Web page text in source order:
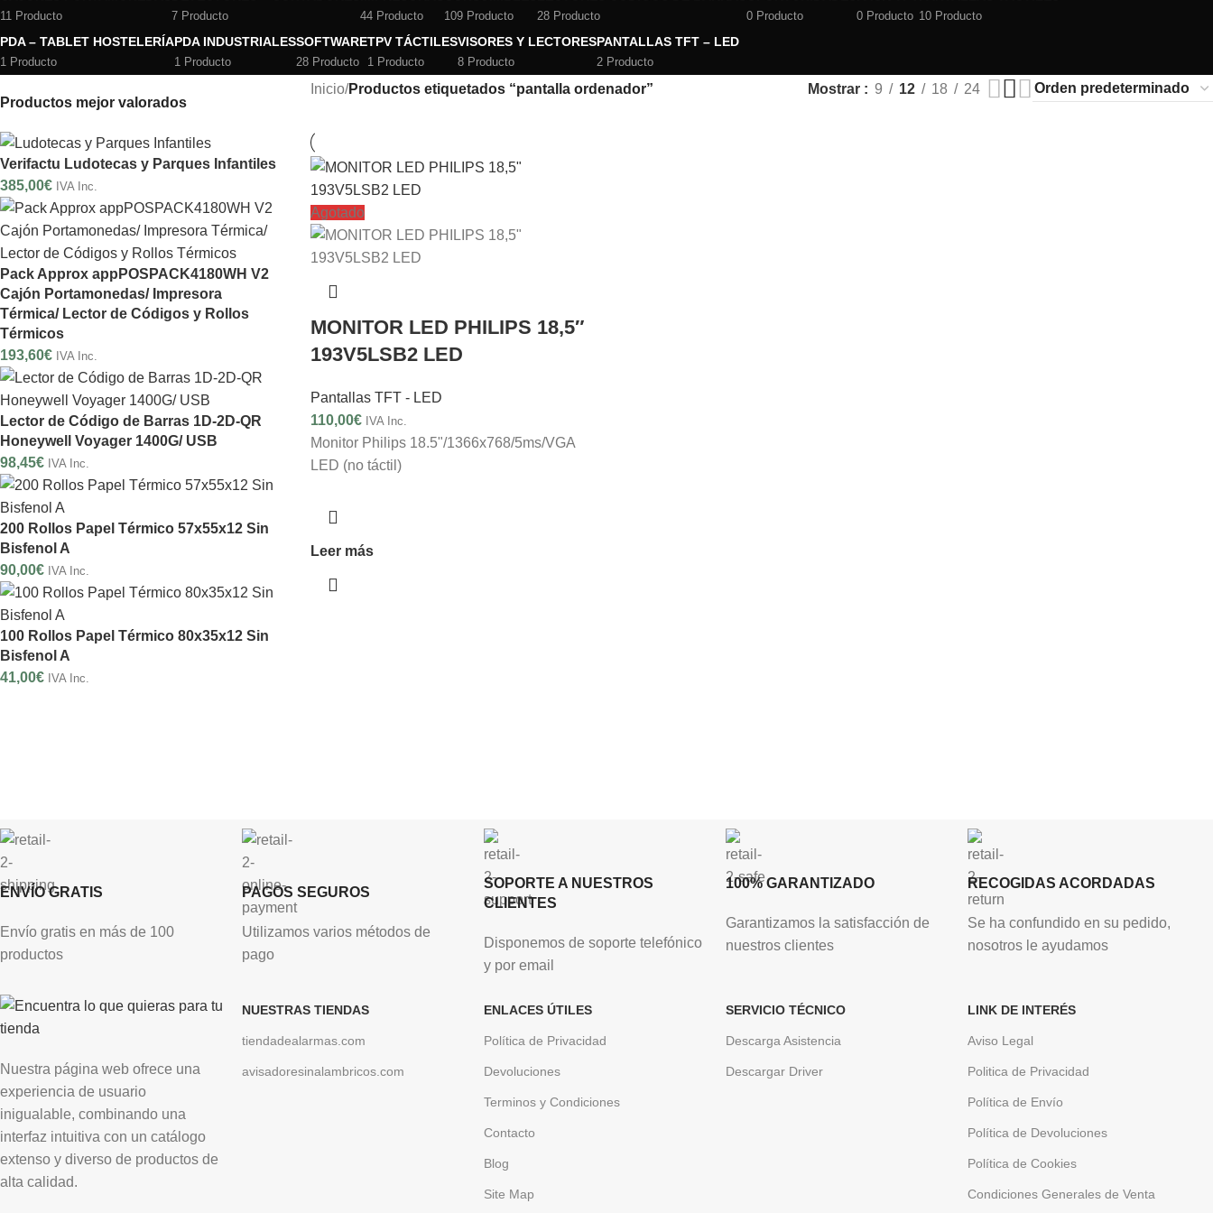
11 Producto 7 Producto 44 Producto 109 Producto 28 Producto 0 Producto 0 Producto 10 Producto
PDA – TABLET HOSTELERÍA
1 Producto
PDA INDUSTRIALES
1 Producto
SOFTWARE
28 Producto
TPV TÁCTILES
1 Producto
VISORES Y LECTORES
8 Producto
PANTALLAS TFT – LED
2 Producto
Productos mejor valorados
Verifactu Ludotecas y Parques Infantiles
385,00€ IVA Inc.
Pack Approx appPOSPACK4180WH V2
Cajón Portamonedas/ Impresora
Térmica/ Lector de Códigos y Rollos
Térmicos
193,60€ IVA Inc.
Lector de Código de Barras 1D-2D-QR
Honeywell Voyager 1400G/ USB
98,45€ IVA Inc.
200 Rollos Papel Térmico 57x55x12 Sin
Bisfenol A
90,00€ IVA Inc.
100 Rollos Papel Térmico 80x35x12 Sin
Bisfenol A
41,00€ IVA Inc.
Inicio/Productos etiquetados “pantalla ordenador” Mostrar 9 12 18 24
Agotado
MONITOR LED PHILIPS 18,5″
193V5LSB2 LED
Pantallas TFT - LED
110,00€ IVA Inc.
Monitor Philips 18.5"/1366x768/5ms/VGA
LED (no táctil)
Leer más
ENVÍO GRATIS
Envío gratis en más de 100
productos
PAGOS SEGUROS
Utilizamos varios métodos de
pago
SOPORTE A NUESTROS
CLIENTES
Disponemos de soporte telefónico
y por email
100% GARANTIZADO
Garantizamos la satisfacción de
nuestros clientes
RECOGIDAS ACORDADAS
Se ha confundido en su pedido,
nosotros le ayudamos
Nuestra página web ofrece una
experiencia de usuario
inigualable, combinando una
interfaz intuitiva con un catálogo
extenso y diverso de productos de
alta calidad.
NUESTRAS TIENDAS
tiendadealarmas.com
avisadoresinalambricos.com
ENLACES ÚTILES
Política de Privacidad
Devoluciones
Terminos y Condiciones
Contacto
Blog
Site Map
SERVICIO TÉCNICO
Descarga Asistencia
Descargar Driver
LINK DE INTERÉS
Aviso Legal
Politica de Privacidad
Política de Envío
Política de Devoluciones
Política de Cookies
Condiciones Generales de Venta